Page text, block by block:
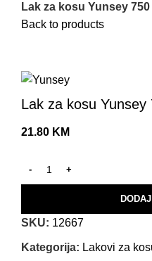
Lak za kosu Yunsey
Back to products
Lak za kosu
21.80 KM
SKU: 12667
Kategorija: Lakovi za